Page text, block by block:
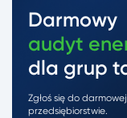
Darmowy
audyt
dla grup
Zgłoś się do
przedsiębiorstwie.